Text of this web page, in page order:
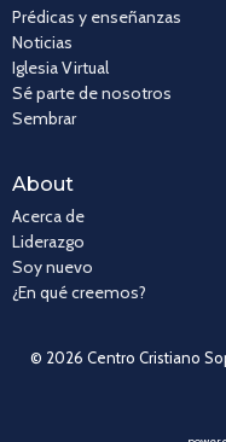
Prédicas y enseñanzas
Noticias
Iglesia Virtual
Sé parte de nosotros
Sembrar
About
Acerca de
Liderazgo
Soy nuevo
¿En qué creemos?
© 2026 Centro Cristiano